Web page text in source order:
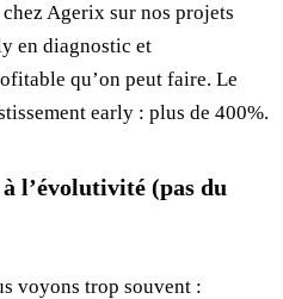
Agerix sur nos projets
en diagnostic et
qu’on peut faire. Le
early : plus de 400%.
l’évolutivité (pas du
voyons trop souvent :